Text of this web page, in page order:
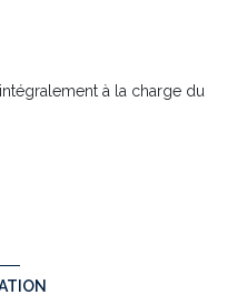
à la charge du